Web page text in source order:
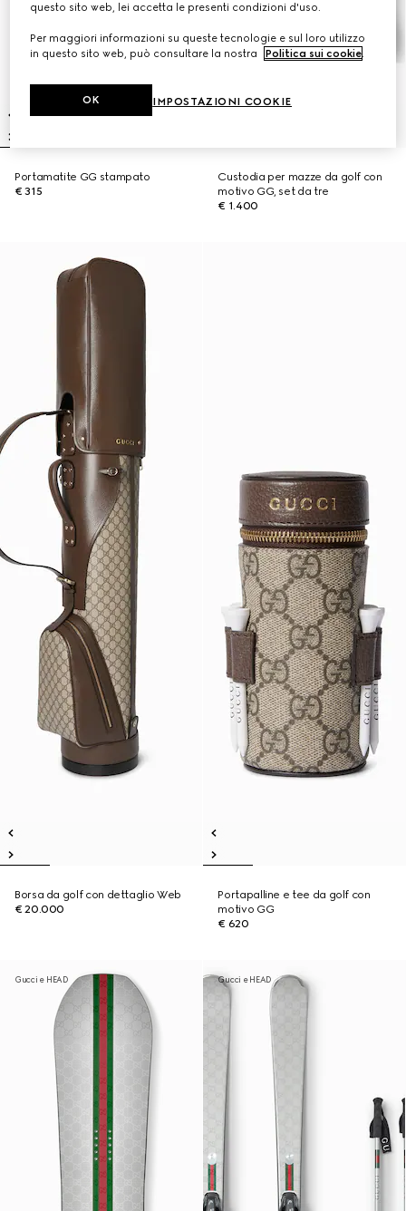
Portamatite GG stampato
€ 315
Custodia per mazze da golf con
motivo GG, set da tre
€ 1.400
Borsa da golf con dettaglio Web
€ 20.000
Portapalline e tee da golf con
motivo GG
€ 620
Gucci e HEAD Gucci e HEAD
questo sito web, lei accetta le presenti condizioni d'uso.
Per maggiori informazioni su queste tecnologie e sul loro utilizzo
in questo sito web, può consultare la nostra
Politica sui cookie.
IMPOSTAZIONI COOKIE
OK